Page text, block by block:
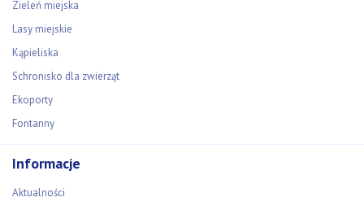
Zieleń miejska
Lasy miejskie
Kąpieliska
Schronisko dla zwierząt
Ekoporty
Fontanny
Informacje
Aktualności